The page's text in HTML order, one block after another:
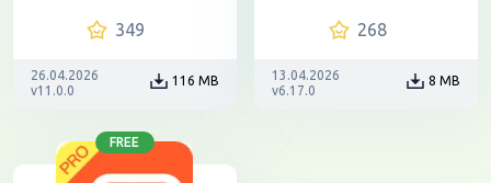
349
26.04.2026
v11.0.0
116 MB
268
13.04.2026
v6.17.0
8 MB
FREE